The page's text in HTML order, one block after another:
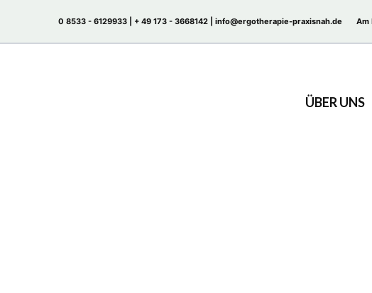
springen
0 8533 - 6129933 | + 49 173 - 3668142 | info@ergotherapie-praxisnah.de Am
ÜBER UNS